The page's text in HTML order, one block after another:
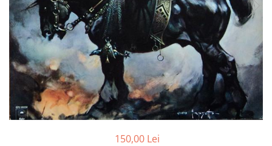
Viniluri Românești
Colecția Electrecord
150,00 Lei